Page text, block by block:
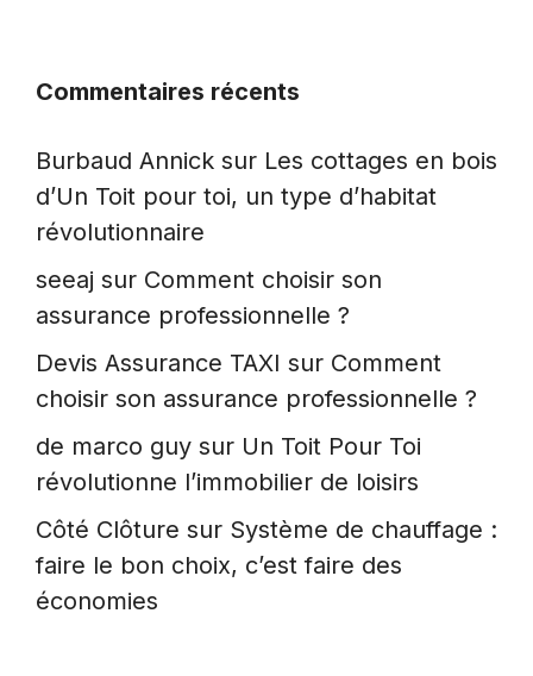
Commentaires récents
Burbaud Annick sur Les cottages en bois
d’Un Toit pour toi, un type d’habitat
révolutionnaire
seeaj sur Comment choisir son
assurance professionnelle ?
Devis Assurance TAXI sur Comment
choisir son assurance professionnelle ?
de marco guy sur Un Toit Pour Toi
révolutionne l’immobilier de loisirs
Côté Clôture sur Système de chauffage :
faire le bon choix, c’est faire des
économies